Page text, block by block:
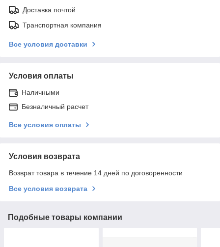
Доставка почтой
Транспортная компания
Все условия доставки
Условия оплаты
Наличными
Безналичный расчет
Все условия оплаты
Условия возврата
Возврат товара в течение 14 дней по договоренности
Все условия возврата
Подобные товары компании